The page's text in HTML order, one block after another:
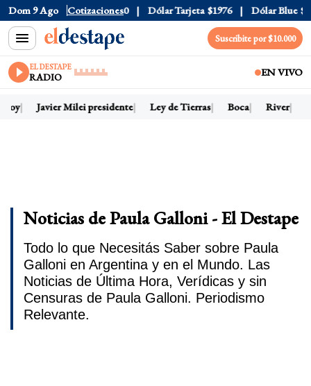
Dom 9 Ago Cotizaciones
Dólar Oficial $1520 Dólar Tarjeta $1976 Dólar Blue
Suscribite por $10.000
EL DESTAPE
RADIO EN VIVO
hoy Javier Milei presidente Ley de Tierras Boca River
Noticias de Paula Galloni - El Destape
Todo lo que Necesitás Saber sobre Paula
Galloni en Argentina y en el Mundo. Las
Noticias de Última Hora, Verídicas y sin
Censuras de Paula Galloni. Periodismo
Relevante.